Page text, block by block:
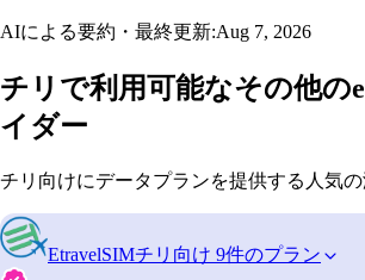
AIによる要約・最終更新:Aug 7, 2026
チリで利用可能なその他の
イダー
チリ向けにデータプランを提供する人気
EtravelSIMチリ向け 9件のプラン